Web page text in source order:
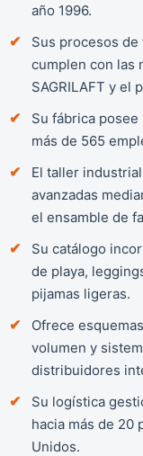
año 1996.
Sus procesos de
cumplen con las
SAGRILAFT y el
Su fábrica
más de 565
El taller
avanzadas
el ensamble de
Su catálogo
de playa,
pijamas ligeras.
Ofrece
volumen y
distribuidores
Su logística
hacia más de 20
Unidos.